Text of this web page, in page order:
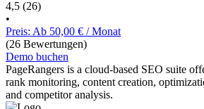
4,5 (26)
•
Preis: Ab 50,00 € / Monat
(26 Bewertungen)
Demo buchen
PageRangers is a cloud-based SEO suite
rank monitoring, content creation,
and competitor analysis.